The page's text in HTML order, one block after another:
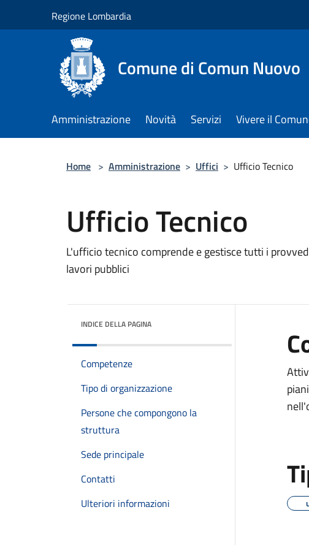
Regione Lombardia
Comune di Comun Nuovo
Amministrazione Novità Servizi Vivere il
Home > Amministrazione > Uffici > Ufficio Tecnico
Ufficio Tecnico
L'ufficio tecnico comprende e gestisce tutti i
lavori pubblici
INDICE DELLA PAGINA
Competenze
Tipo di organizzazione
Persone che compongono la
struttura
Sede principale
Contatti
Ulteriori informazioni